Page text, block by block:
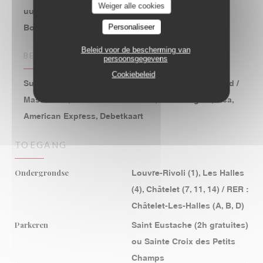
Weiger alle cookies
Personaliseer
Beleid voor de bescherming van
persoonsgegevens
Cookiebeleid
uur gratis parkeren op Parking St Eustache, WIFI,
Boekingen, Private Hire, Terras
BETAALMETHODEN
Sunday, Mobile payment, Vakantiecheques, Eurocard /
Mastercard, restaurant van Titres, Contant geld, Visa,
American Express, Debetkaart
TOEGANG
Ondergrondse
Louvre-Rivoli (1), Les Halles
(4), Châtelet (7, 11, 14) / RER :
Châtelet-Les-Halles (A, B, D)
Parkeren
Saint Eustache (2h gratuites)
ou Sainte Croix des Petits
Champs